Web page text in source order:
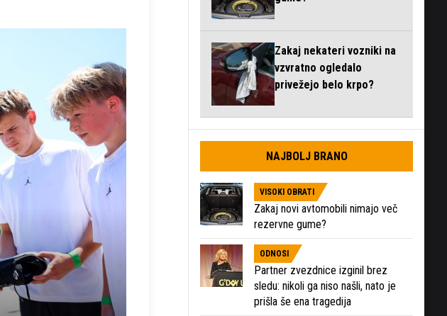
Zakaj nekateri vozniki na
vzvratno ogledalo
privežejo belo krpo?
NAJBOLJ BRANO
VISOKI OBRATI
Zakaj novi avtomobili nimajo več
rezervne gume?
ODNOSI
Partner zvezdnice izginil brez
sledu: nikoli ga niso našli, nato je
prišla še ena tragedija